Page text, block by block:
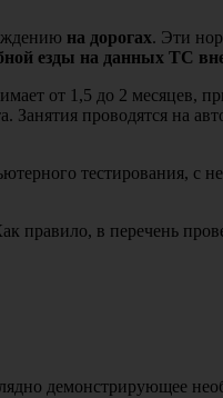
на дорогах. Эти
езды на данных ТС
от 1,5 до 2 месяцев,
проводятся на
тестирования, с
правило, в перечень
демонстрирующее